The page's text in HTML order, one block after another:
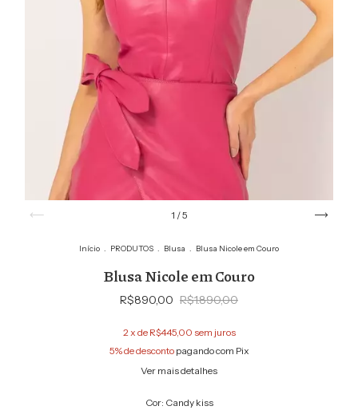
1 /5
Início . PRODUTOS . Blusa . Blusa Nicole em Couro
Blusa Nicole em Couro
R$890,00 R$1.890,00
2 x de R$445,00 sem juros
5% de descontopagando com Pix
Ver mais detalhes
Cor: Candy kiss